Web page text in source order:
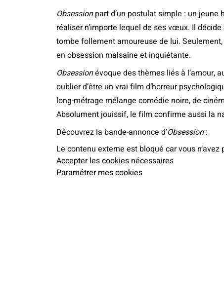
Obsessionpart d’un postulat simple : un jeune
réaliser n’importe lequel de ses vœux. Il
tombe follement amoureuse de lui.
en obsession malsaine et inquiétante.
Obsessionévoque des thèmes liés à l’amour,
oublier d’être un vrai film d’horreur
long-métrage mélange comédie noire, de
Absolument jouissif, le film confirme aussi la
Découvrez la bande-annonce d’Obsession:
Le contenu externe est bloqué car vous
Accepter les cookies nécessaires
Paramétrer mes cookies